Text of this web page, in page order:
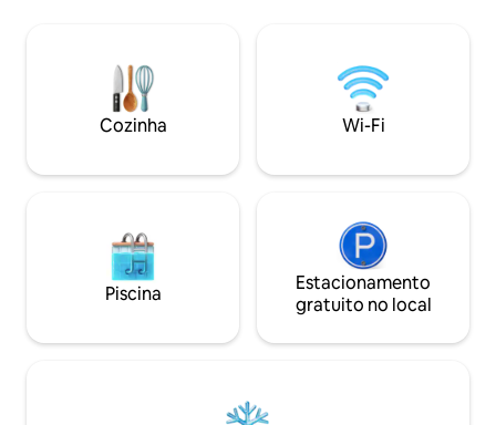
tropical para 8
apartamento e
apenas para o
para memórias
Cozinha Wi-Fi
Piscina
Estacionamento
gratuito no local